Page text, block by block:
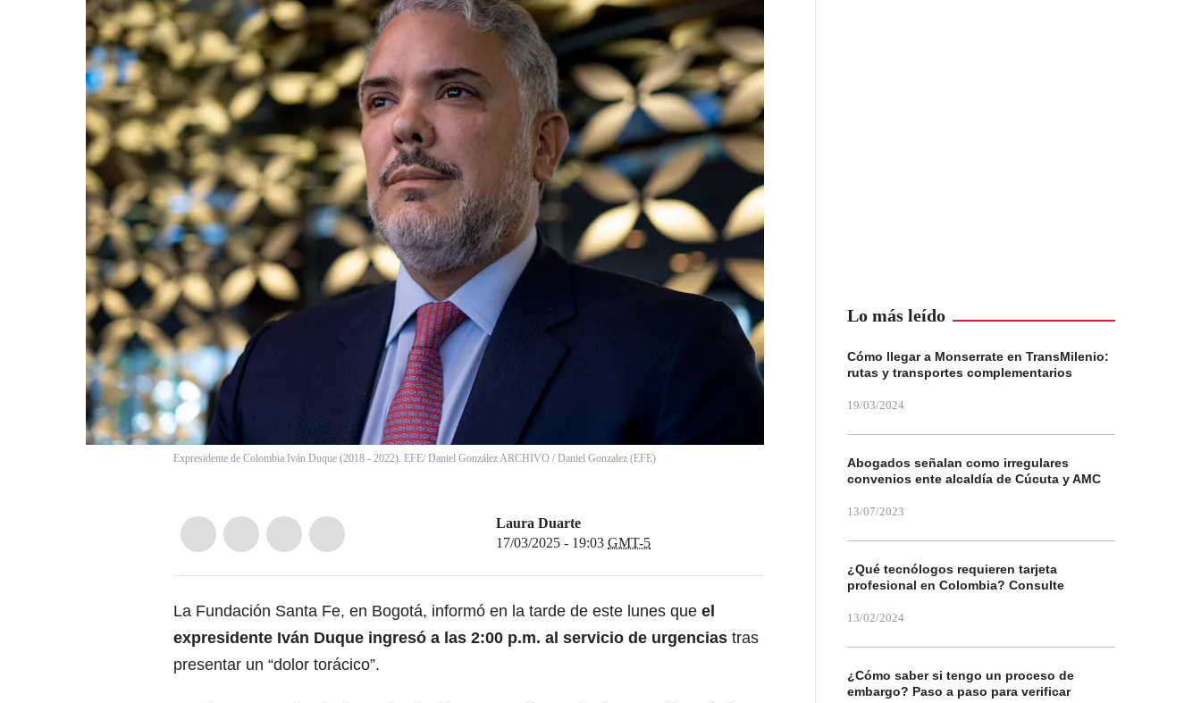
Expresidente de Colombia Iván Duque (2018 - 2022). EFE/ Daniel González ARCHIVO / Daniel Gonzalez (EFE)
Laura Duarte
17/03/2025 - 19:03 GMT-5
La Fundación Santa Fe, en Bogotá, informó en la tarde de este lunes que el
expresidente Iván Duque ingresó a las 2:00 p.m. al servicio de urgencias tras
presentar un “dolor torácico”.
Lo más leído
Cómo llegar a Monserrate en TransMilenio:
rutas y transportes complementarios
19/03/2024
Abogados señalan como irregulares
convenios ente alcaldía de Cúcuta y AMC
13/07/2023
¿Qué tecnólogos requieren tarjeta
profesional en Colombia? Consulte
13/02/2024
¿Cómo saber si tengo un proceso de
embargo? Paso a paso para verificar